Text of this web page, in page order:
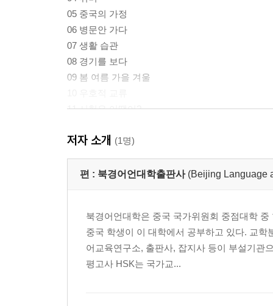
05 중국의 가정
06 병문안 가다
07 생활 습관
08 경기를 보다
09 봄 여름 가을 겨울
11 시험은 어땠어?
회화배우기와 표현 다루기 _ 해석
내공쌓기 _ 모범답안
저자 소개 (1명)
편 : 북경어언대학출판사 (Beijing Language
북경어언대학은 중국 국가위원회 중점대학
중국 학생이 이 대학에서 공부하고 있다. 교
어교육연구소, 출판사, 잡지사 등이 부설기관
평고사 HSK는 국가교...